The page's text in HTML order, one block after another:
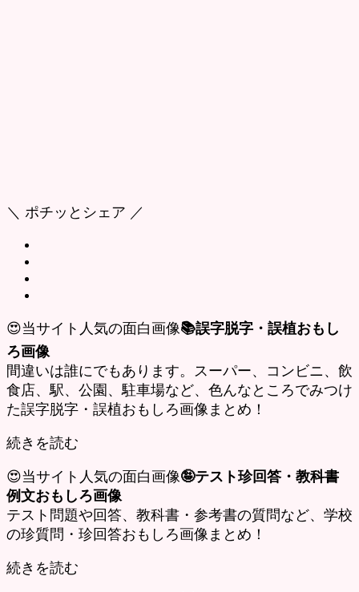
＼ ポチッとシェア ／
😍当サイト人気の面白画像📚誤字脱字・誤植おもし
ろ画像
間違いは誰にでもあります。スーパー、コンビニ、飲
食店、駅、公園、駐車場など、色んなところでみつけ
た誤字脱字・誤植おもしろ画像まとめ！
続きを読む
😍当サイト人気の面白画像🤪テスト珍回答・教科書
例文おもしろ画像
テスト問題や回答、教科書・参考書の質問など、学校
の珍質問・珍回答おもしろ画像まとめ！
続きを読む